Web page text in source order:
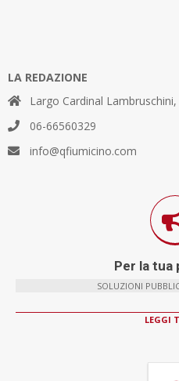
LA REDAZIONE
Largo Cardinal
06-66560329
info@qfiumicino.com
Per la tua
SOLUZIONI
LEGGI